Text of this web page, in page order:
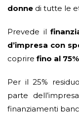
donne di tutte le
Prevede il
d’impresa con
coprire fino al
Per il 25%
parte
finanziamenti